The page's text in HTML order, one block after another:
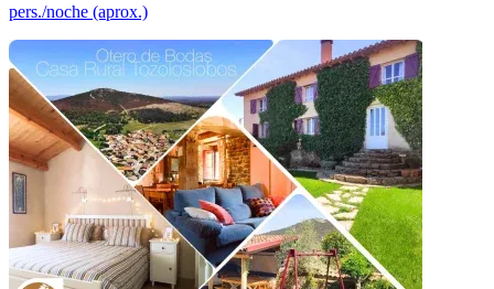
pers./noche (aprox.)